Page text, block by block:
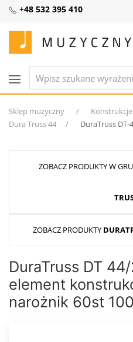
+48 532 395 410
Sklep muzyczny
Dura Truss 44
DuraTruss DT-
ZOBACZ PRODUKTY W
ZOBACZ PRODUKTY
DuraTruss DT
element
narożnik 60st